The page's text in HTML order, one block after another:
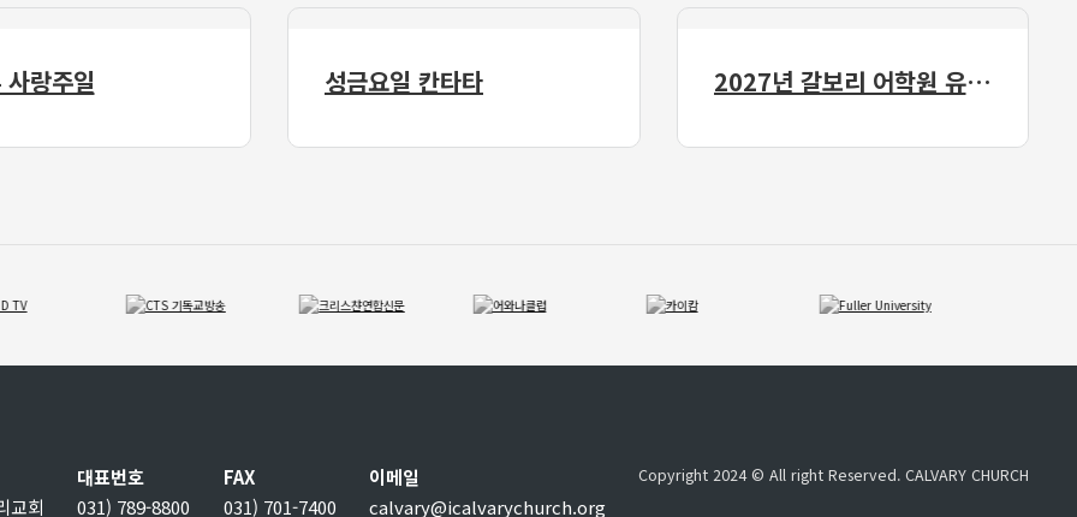
랑주일 성금요일 칸타타 2027년 갈보리 어학원 유치부 신입생 모집
교회
대표번호
031) 789-8800
FAX
031) 701-7400
이메일
calvary@icalvarychurch.org
Copyright 2024 © All right Reserved. CALVARY CHURCH